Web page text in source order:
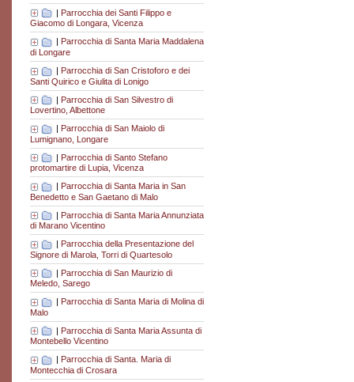
| Parrocchia dei Santi Filippo e
Giacomo di Longara, Vicenza
Parrocchia di Santa Maria Maddalena
di Longare
| Parrocchia di San Cristoforo e dei
Santi Quirico e Giulita di Lonigo
| Parrocchia di San Silvestro di
Lovertino, Albettone
| Parrocchia di San Maiolo di
Lumignano, Longare
| Parrocchia di Santo Stefano
protomartire di Lupia, Vicenza
| Parrocchia di Santa Maria in San
Benedetto e San Gaetano di Malo
| Parrocchia di Santa Maria Annunziata
di Marano Vicentino
Parrocchia della Presentazione del
Signore di Marola, Torri di Quartesolo
| Parrocchia di San Maurizio di
Meledo, Sarego
Parrocchia di Santa Maria di Molina di
Malo
| Parrocchia di Santa Maria Assunta di
Montebello Vicentino
Parrocchia di Santa. Maria di
Montecchia di Crosara